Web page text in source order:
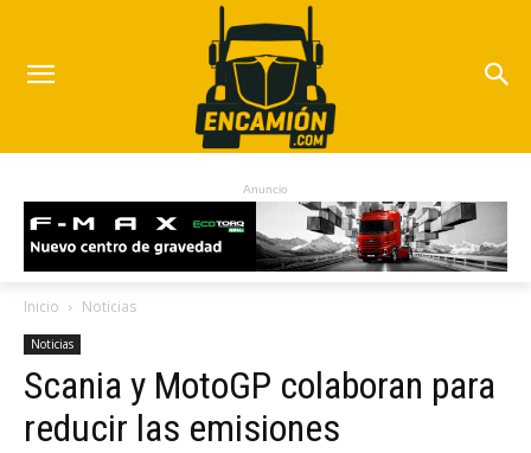
Anuncio
Inicio Noticias
Noticias
Scania y MotoGP colaboran para
reducir las emisiones